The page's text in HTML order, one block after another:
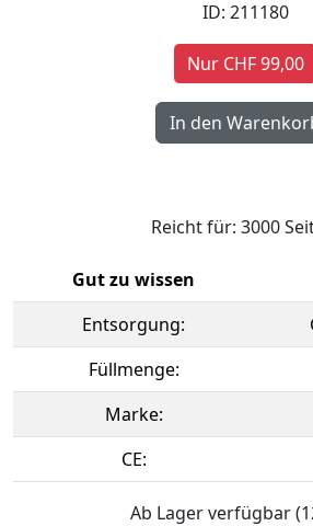
ID: 211180
Nur CHF 99,00
Reicht für: 3000
Gut zu wissen
Entsorgung:
Füllmenge:
Marke:
CE:
Ab Lager verfügbar